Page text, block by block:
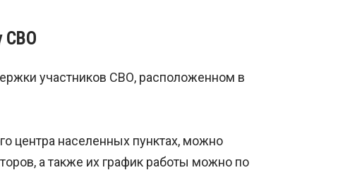
СВО
участников СВО, расположенном в
центра населенных пунктах, можно
а также их график работы можно по